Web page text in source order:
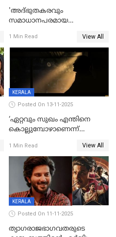
'അദ്‌ഭുതകരവും
സമാധാനപരമായ
വിവാഹമോചിതയായെന്ന് മീര
വാസുദേവൻ
1 Min Read View All
KERALA
Posted On 13-11-2025
‘ഏറ്റവും സുഖം എന്തിനെ
കൊല്ലുമ്പോഴാണെന്ന്
വില്ലത്തരത്തിന്റെ അങ്ങേയറ്റം;
മമ്മൂട്ടി മാജിക്ക്, കളങ്കാവല്‍
ട്രെയിലര്‍ പുറത്ത്
1 Min Read View All
KERALA
Posted On 11-11-2025
ത്യാഗരാജഭാഗവതരുടെ